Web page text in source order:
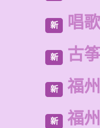
新 唱
新 古
新 福
新 福